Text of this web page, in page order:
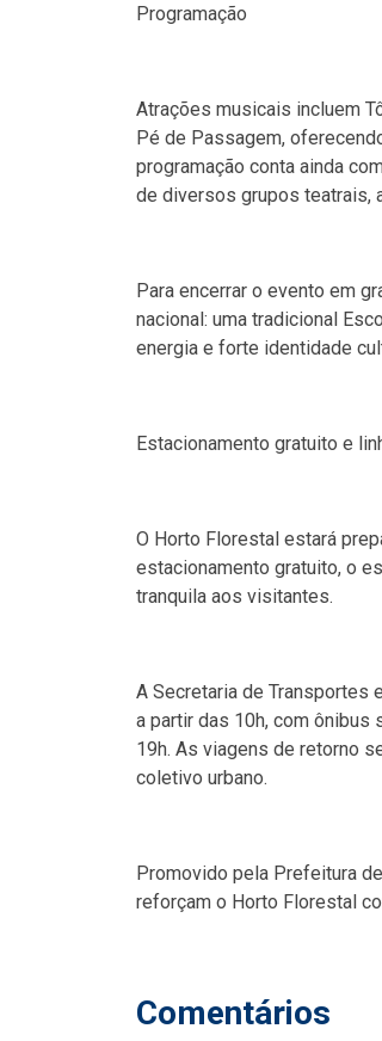
Programação
Atrações musicais incluem
Pé de Passagem,
programação conta ainda
de diversos grupos teatrais,
Para encerrar o evento em
nacional: uma tradicional
energia e forte identidade
Estacionamento gratuito e
O Horto Florestal estará
estacionamento gratuito, o
tranquila aos visitantes.
A Secretaria de Transportes
a partir das 10h, com ônibus
19h. As viagens de retorno
coletivo urbano.
Promovido pela Prefeitura
reforçam o Horto Florestal
Comentários